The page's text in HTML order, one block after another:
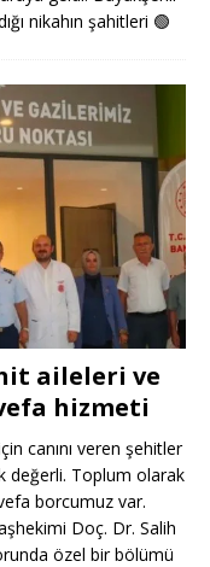
nikahın şahitleri 🟢
aileleri ve
hizmeti
canını veren şehitler
değerli. Toplum olarak
borcumuz var.
Doç. Dr. Salih
özel bir bölümü